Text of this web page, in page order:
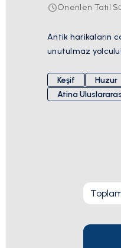
Önerilen Tatil
Antik harikaların
unutulmaz
Keşif Huzur
Atina